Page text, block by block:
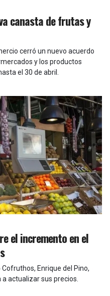
canasta de frutas y
cerró un nuevo acuerdo
y los productos
el 30 de abril.
el incremento en el
Enrique del Pino,
actualizar sus precios.